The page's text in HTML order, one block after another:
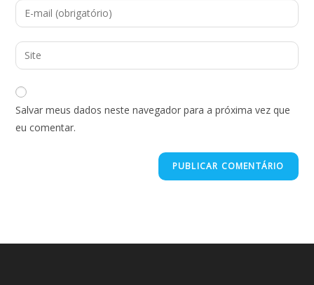
Salvar meus dados neste navegador para a próxima vez que
eu comentar.